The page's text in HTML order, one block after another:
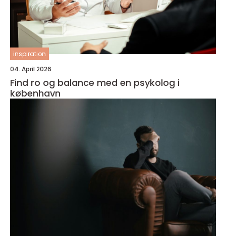
inspiration
04. April 2026
Find ro og balance med en psykolog i
københavn